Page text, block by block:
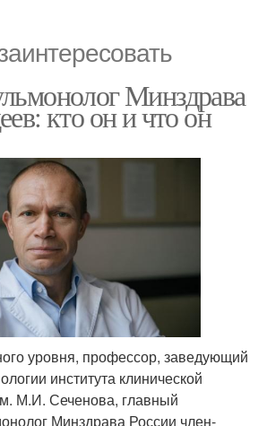
Минздрава
кто он и что он
уровня, профессор, заведующий
института клинической
М.И. Сеченова, главный
Минздрава России член-